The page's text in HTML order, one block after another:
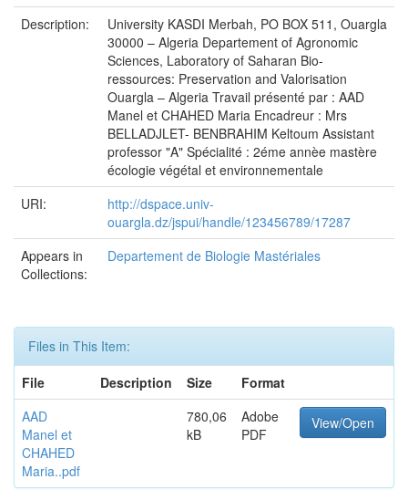
Description:
University KASDI Merbah, PO BOX 511, Ouargla
30000 – Algeria Departement of Agronomic
Sciences, Laboratory of Saharan Bio-
ressources: Preservation and Valorisation
Ouargla – Algeria Travail présenté par : AAD
Manel et CHAHED Maria Encadreur : Mrs
BELLADJLET- BENBRAHIM Keltoum Assistant
professor "A" Spécialité : 2éme annèe mastère
écologie végétal et environnementale
URI:
http://dspace.univ-
ouargla.dz/jspui/handle/123456789/17287
Appears in
Collections:
Departement de Biologie Mastériales
Files in This Item:
File
Description Size
Format
AAD
Manel et
CHAHED
Maria..pdf
780,06
kB
Adobe
PDF
View/Open